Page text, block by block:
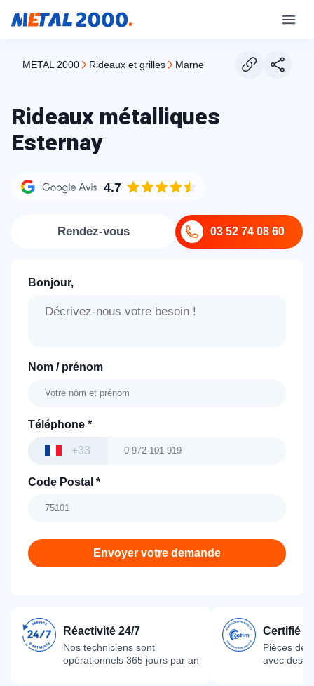
METAL 2000 rideaux et grilles marne
Rideaux métalliques
Esternay
4.7
03 52 74 08 60
Rendez-vous
Bonjour,
Nom / prénom
Téléphone *
+33
Code Postal *
Envoyer votre demande
Réactivité 24/7
Nos techniciens sont
opérationnels 365 jours par an
Certifié
Pièces
avec des